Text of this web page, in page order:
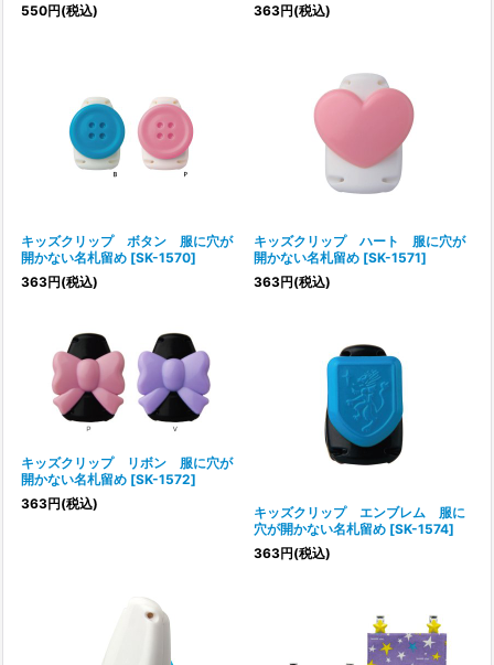
550円(税込)
363円(税込)
キッズクリップ ボタン 服に穴が
開かない名札留め [SK-1570]
363円(税込)
キッズクリップ ハート 服に穴が
開かない名札留め [SK-1571]
363円(税込)
キッズクリップ リボン 服に穴が
開かない名札留め [SK-1572]
363円(税込)
キッズクリップ エンブレム 服に
穴が開かない名札留め [SK-1574]
363円(税込)